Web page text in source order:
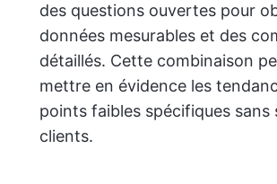
des questions ouvertes pour
données mesurables et des
détaillés. Cette combinaison
mettre en évidence les
points faibles spécifiques sans
clients.